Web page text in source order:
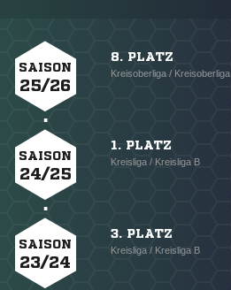
SAISON
25/26
8. PLATZ
Kreisoberliga / Kreisoberliga
SAISON
24/25
1. PLATZ
Kreisliga / Kreisliga B
SAISON
23/24
3. PLATZ
Kreisliga / Kreisliga B